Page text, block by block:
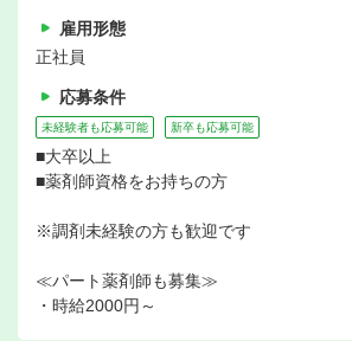
雇用形態
正社員
応募条件
未経験者も応募可能 新卒も応募可能
■大卒以上
■薬剤師資格をお持ちの方
※調剤未経験の方も歓迎です
≪パート薬剤師も募集≫
・時給2000円～